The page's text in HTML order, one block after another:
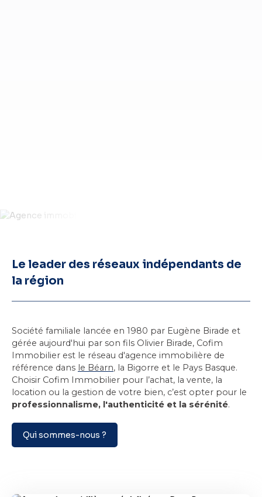
Le leader des réseaux indépendants de
la région
Société familiale lancée en 1980 par Eugène Birade et
gérée aujourd'hui par son fils Olivier Birade, Cofim
Immobilier est le réseau d'agence immobilière de
référence dans le Béarn, la Bigorre et le Pays Basque.
Choisir Cofim Immobilier pour l’achat, la vente, la
location ou la gestion de votre bien, c’est opter pour le
professionnalisme, l'authenticité et la sérénité.
Qui sommes-nous ?